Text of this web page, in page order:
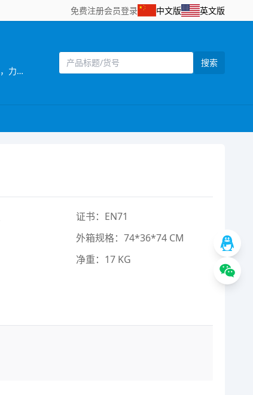
免费注册会员登录 中文版 英文版
[主营]：宏佳塑胶玩具公司位于驰名中外的玩具生产基地——广东省汕头市澄海区，以澄海的地理、交通、通讯和工业优势为依托，力求开拓更广阔的国内及国际市场。样品种类齐全、款式新颖、价格便利，秉承“重诺守信，共创双赢”的营销宗旨，为各界新老客户提供优势的产品和优质的服务。欢迎各位新老客户前来洽谈订购，多谢合作！ ?
搜索
证书：EN71
外箱规格：74*36*74 CM
净重：17 KG